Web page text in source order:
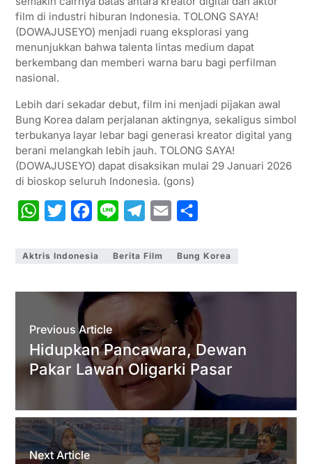
film di industri hiburan Indonesia. TOLONG SAYA!
(DOWAJUSEYO) menjadi ruang eksplorasi yang
menunjukkan bahwa talenta lintas medium dapat
berkembang dan memberi warna baru bagi perfilman
nasional.
Lebih dari sekadar debut, film ini menjadi pijakan awal
Bung Korea dalam perjalanan aktingnya, sekaligus simbol
terbukanya layar lebar bagi generasi kreator digital yang
berani melangkah lebih jauh. TOLONG SAYA!
(DOWAJUSEYO) dapat disaksikan mulai 29 Januari 2026
di bioskop seluruh Indonesia. (gons)
W
a
s
p
p
i
t
r
c
b
o
k
n
l
g
r
a
m
a
l
a
e
Aktris Indonesia Berita Film Bung Korea
Previous Article
Hidupkan Pancawara, Dewan
Pakar Lawan Oligarki Pasar
Next Article